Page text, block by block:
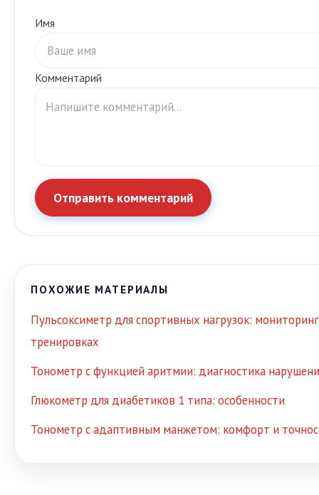
Имя
Комментарий
Отправить комментарий
ПОХОЖИЕ МАТЕРИАЛЫ
Пульсоксиметр для спортивных нагрузок:
тренировках
Тонометр с функцией аритмии: диагностика
Глюкометр для диабетиков 1 типа: особенности
Тонометр с адаптивным манжетом: комфорт и